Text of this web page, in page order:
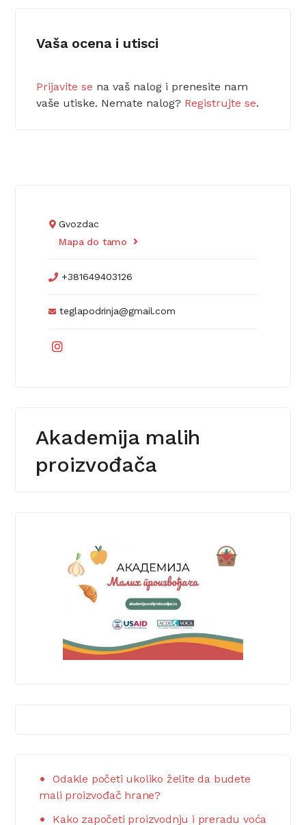
Vaša ocena i utisci
Prijavite se na vaš nalog i prenesite nam
vaše utiske. Nemate nalog? Registrujte se.
Gvozdac
Mapa do tamo
+381649403126
teglapodrinja@gmail.com
Akademija malih
proizvođača
Odakle početi ukoliko želite da budete
mali proizvođač hrane?
Kako započeti proizvodnju i preradu voća